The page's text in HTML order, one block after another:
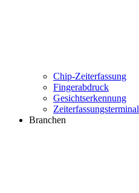
Chip-Zeiterfassung
Fingerabdruck
Gesichtserkennung
Zeiterfassungsterminal
Branchen